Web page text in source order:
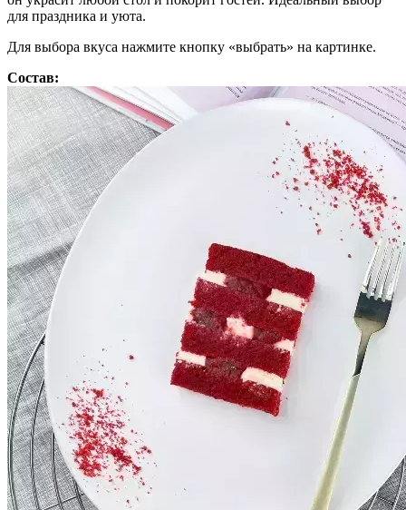
для праздника и уюта.
Для выбора вкуса нажмите кнопку «выбрать» на картинке.
Состав: